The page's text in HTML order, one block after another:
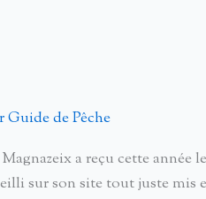
de Pêche
a reçu cette année
sur son site tout juste mis